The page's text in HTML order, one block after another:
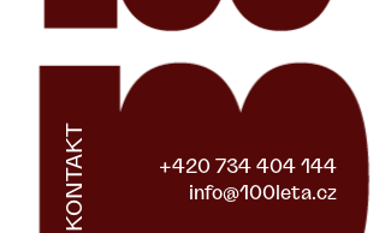
+420 734 404 144
info@100leta.cz
KONTAKT